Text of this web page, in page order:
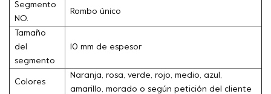
Segmento
NO.
Rombo único
Tamaño
del
segmento
10 mm de espesor
Colores
Naranja, rosa, verde, rojo, medio, azul,
amarillo, morado o según petición del cliente